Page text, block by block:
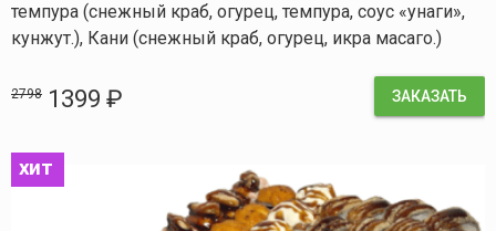
темпура (снежный краб, огурец, темпура, соус «унаги»,
кунжут.), Кани (снежный краб, огурец, икра масаго.)
2798 1399 ₽ ЗАКАЗАТЬ
хит